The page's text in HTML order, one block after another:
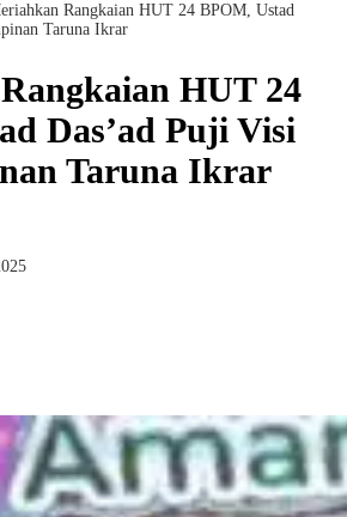
Rangkaian HUT 24 BPOM, Ustad
Taruna Ikrar
HUT 24
Das’ad Puji Visi
Taruna Ikrar